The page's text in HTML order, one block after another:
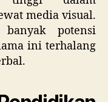
media visual.
potensi
ini terhalang